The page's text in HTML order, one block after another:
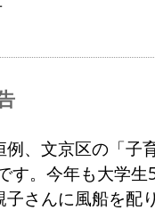
例、文京区の「子
す。今年も大学生
子さんに風船を配